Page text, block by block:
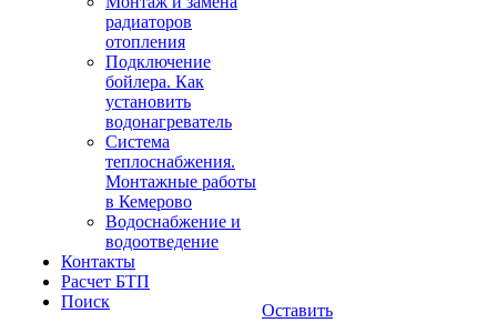
радиаторов
отопления
Подключение
бойлера. Как
установить
водонагреватель
Система
теплоснабжения.
Монтажные работы
в Кемерово
Водоснабжение и
водоотведение
Контакты
Расчет БТП
Поиск
Оставить